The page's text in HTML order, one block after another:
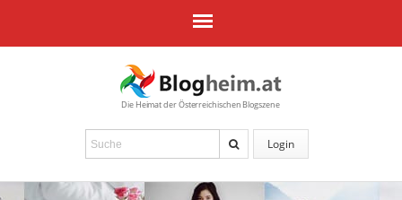
Die Heimat der Österreichischen Blogszene
Login